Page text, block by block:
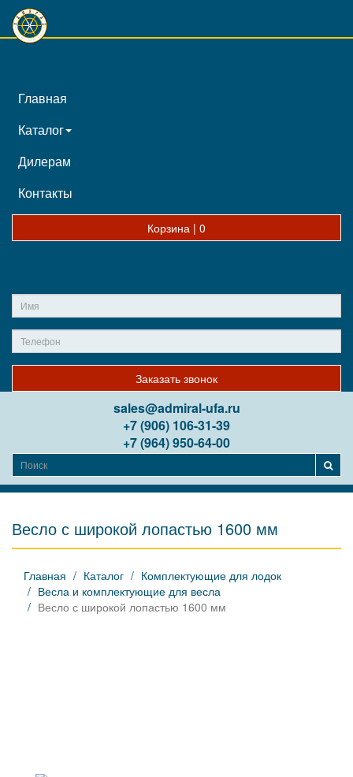
Главная
Каталог
Дилерам
Контакты
Корзина | 0
Заказать звонок
sales@admiral-ufa.ru
+7 (906) 106-31-39
+7 (964) 950-64-00
Весло с широкой лопастью 1600 мм
Главная Каталог
Комплектующие для лодок
Весла и комплектующие для весла
Весло с широкой лопастью 1600 мм